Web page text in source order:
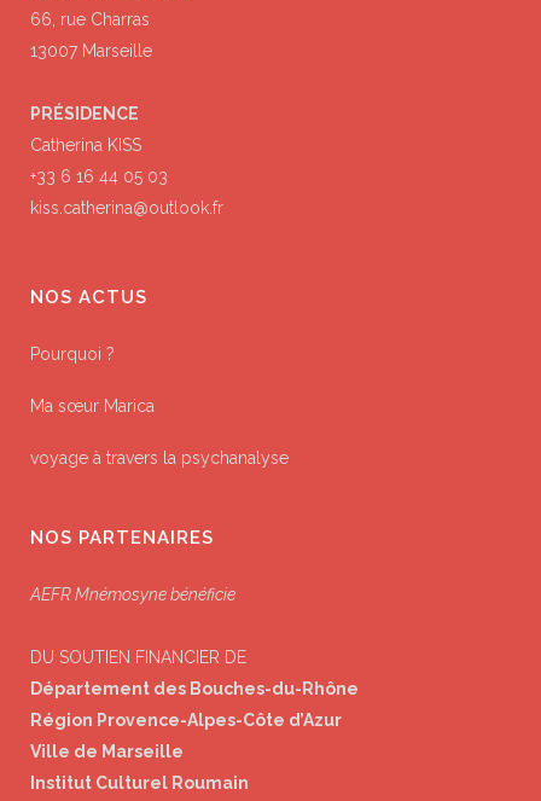
66, rue Charras
13007 Marseille
PRÉSIDENCE
Catherina KISS
+33 6 16 44 05 03
kiss.catherina@outlook.fr
NOS ACTUS
Pourquoi ?
Ma sœur Marica
voyage à travers la psychanalyse
NOS PARTENAIRES
AEFR Mnémosyne bénéficie
DU SOUTIEN FINANCIER DE
Département des Bouches-du-Rhône
Région Provence-Alpes-Côte d’Azur
Ville de Marseille
Institut Culturel Roumain